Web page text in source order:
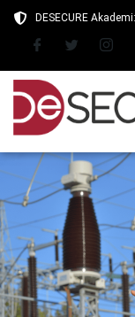
İçeriğeDESECURE